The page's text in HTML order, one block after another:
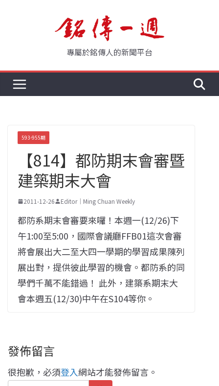
專屬於銘傳人的新聞平台
593-955期
【814】都防期末會審暨
建築期末大會
2011-12-26 Editor｜Ming Chuan Weekly
都防系期末會審要來囉！本週一(12/26)下
午1:00至5:00，國際會議廳FFB01這次會審
將會展出大二至大四一學期的學習成果陳列
展出對，提供彼此學習的機會。都防系的同
學們千萬不能錯過！ 此外，建築系期末大
會本週五(12/30)中午在S104等你。
發佈留言
很抱歉，必須登入網站才能發佈留言。